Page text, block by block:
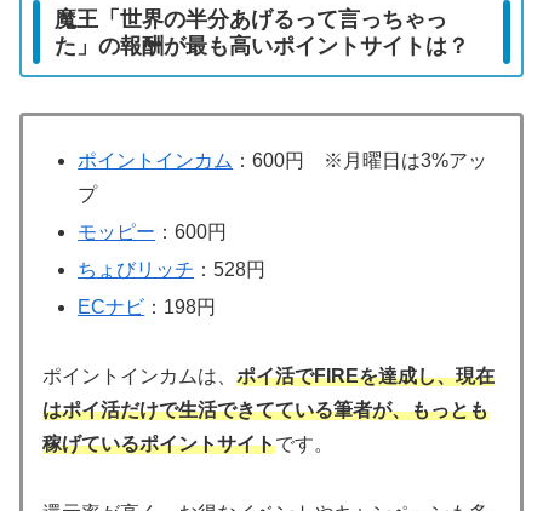
魔王「世界の半分あげるって言っちゃっ
た」の報酬が最も高いポイントサイトは？
ポイントインカム ：600円 ※月曜日は3%アッ
プ
モッピー ：600円
ちょびリッチ ：528円
ECナビ ：198円
ポイントインカムは、 ポイ活でFIREを達成し、現在
はポイ活だけで生活できてている筆者が、もっとも
稼げているポイントサイトです。